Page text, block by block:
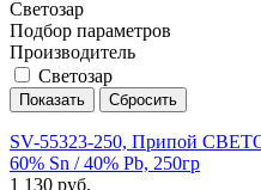
Светозар
Подбор параметров
Производитель
Светозар
SV-55323-250, Припой
60% Sn / 40% Pb, 250гр
1 130 руб.